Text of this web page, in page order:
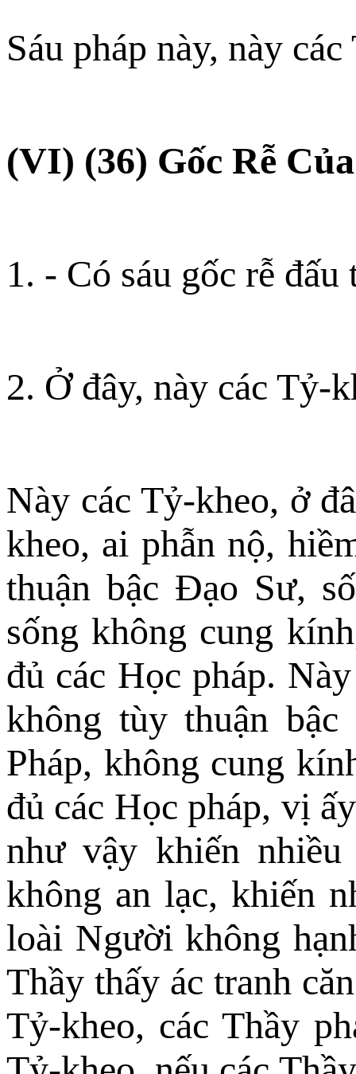
Sáu pháp này, này
(VI) (36) Gốc Rễ
1. - Có sáu gốc rễ
2. Ở đây, này các Tỷ-
Này các Tỷ-kheo, ở
kheo, ai phẫn nộ,
thuận bậc Ðạo Sư,
sống không cung
đủ các Học pháp.
không tùy thuận
Pháp, không cung
đủ các Học pháp, vị
như vậy khiến
không an lạc, khiến
loài Người không
Thầy thấy ác tranh
Tỷ-kheo, các Thầy